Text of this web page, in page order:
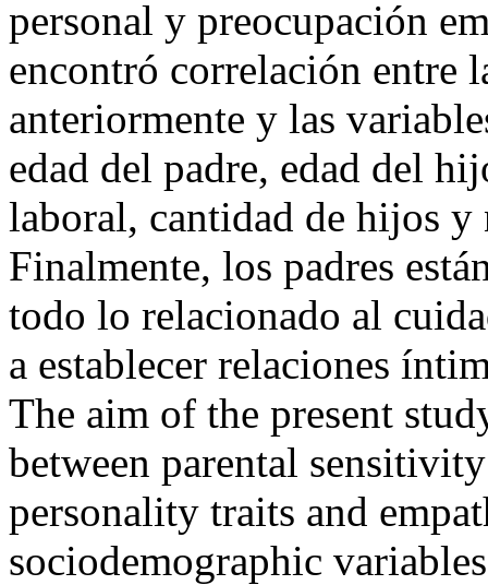
personal y preocupación
encontró correlación entre
anteriormente y las
edad del padre, edad del
laboral, cantidad de hijos y
Finalmente, los padres
todo lo relacionado al
a establecer relaciones
The aim of the present
between parental
personality traits and
sociodemographic